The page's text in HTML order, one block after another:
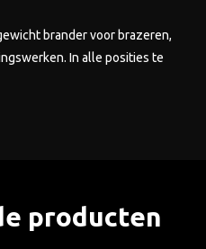
brander voor brazeren,
In alle posities te
producten